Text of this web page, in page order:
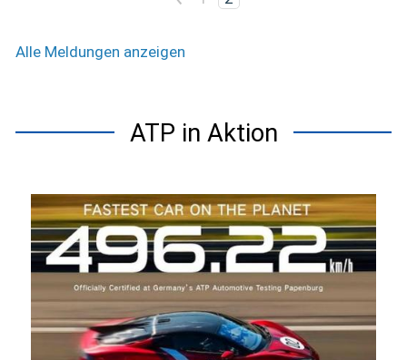
Alle Meldungen anzeigen
ATP in Aktion